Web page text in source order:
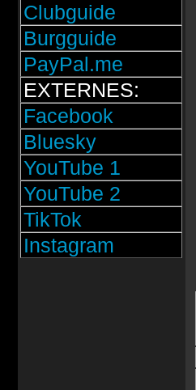
Clubguide
Burgguide
PayPal.me
EXTERNES:
Facebook
Bluesky
YouTube 1
YouTube 2
TikTok
Instagram